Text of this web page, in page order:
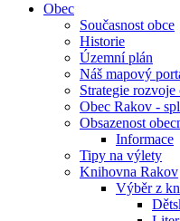
Obec
Současnost obce
Historie
Územní plán
Náš mapový
Strategie
Obec Rakov -
Obsazenost
Informace
Tipy na výlety
Knihovna Rakov
Výběr z